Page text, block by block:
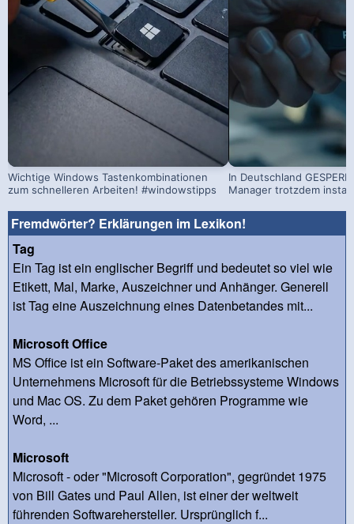
Wichtige Windows Tastenkombinationen
zum schnelleren Arbeiten! #windowstipps
In Deutschland
Manager trotzdem
Fremdwörter? Erklärungen im Lexikon!
Tag
Ein Tag ist ein englischer Begriff und bedeutet so viel wie
Etikett, Mal, Marke, Auszeichner und Anhänger. Generell
ist Tag eine Auszeichnung eines Datenbetandes mit...
Microsoft Office
MS Office ist ein Software-Paket des amerikanischen
Unternehmens Microsoft für die Betriebssysteme Windows
und Mac OS. Zu dem Paket gehören Programme wie
Word, ...
Microsoft
Microsoft - oder "Microsoft Corporation", gegründet 1975
von Bill Gates und Paul Allen, ist einer der weltweit
führenden Softwarehersteller. Ursprünglich f...